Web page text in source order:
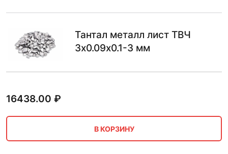
Тантал металл лист ТВЧ
3х0.09х0.1-3 мм
16438.00 ₽
В КОРЗИНУ